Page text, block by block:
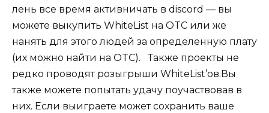
лень все время активничать в discord — вы
можете выкупить WhiteList на OTC или же
нанять для этого людей за определенную плату
(их можно найти на OTC).⠀Также проекты не
редко проводят розыгрыши WhiteList’ов.Вы
также можете попытать удачу поучаствовав в
них. Если выиграете может сохранить ваше